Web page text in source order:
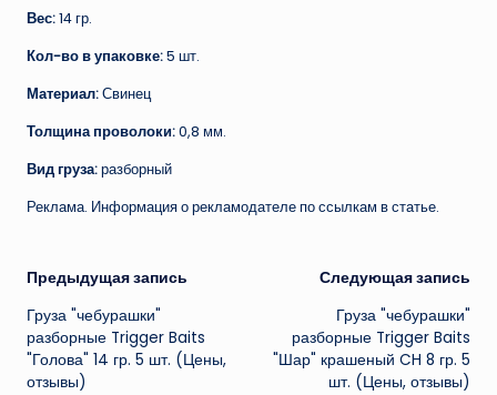
Вес:14 гр.
Кол-во в упаковке:5 шт.
Материал:Свинец
Толщина проволоки:0,8 мм.
Вид груза:разборный
Реклама. Информация о рекламодателе по ссылкам в статье.
Навигация
записи
Предыдущая запись
Груза "чебурашки"
разборные Trigger Baits
"Голова" 14 гр. 5 шт. (Цены,
отзывы)
Следующая запись
Груза "чебурашки"
разборные Trigger Baits
"Шар" крашеный CH 8 гр. 5
шт. (Цены, отзывы)